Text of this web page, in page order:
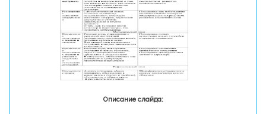
Описание слайда: